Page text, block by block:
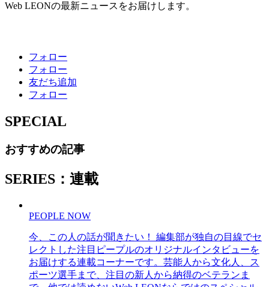
Web LEONの最新ニュースをお届けします。
フォロー
フォロー
友だち追加
フォロー
SPECIAL
おすすめの記事
SERIES：連載
PEOPLE NOW
今、この人の話が聞きたい！ 編集部が独自の目線でセ
レクトした注目ピープルのオリジナルインタビューを
お届けする連載コーナーです。芸能人から文化人、ス
ポーツ選手まで、注目の新人から納得のベテランま